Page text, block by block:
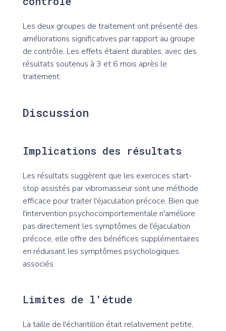
Les deux groupes de traitement ont présenté des
améliorations significatives par rapport au groupe
de contrôle. Les effets étaient durables, avec des
résultats soutenus à 3 et 6 mois après le
traitement.
Discussion
Implications des résultats
Les résultats suggèrent que les exercices start-
stop assistés par vibromasseur sont une méthode
efficace pour traiter l'éjaculation précoce. Bien que
l'intervention psychocomportementale n'améliore
pas directement les symptômes de l'éjaculation
précoce, elle offre des bénéfices supplémentaires
en réduisant les symptômes psychologiques
associés.
Limites de l'étude
La taille de l'échantillon était relativement petite,